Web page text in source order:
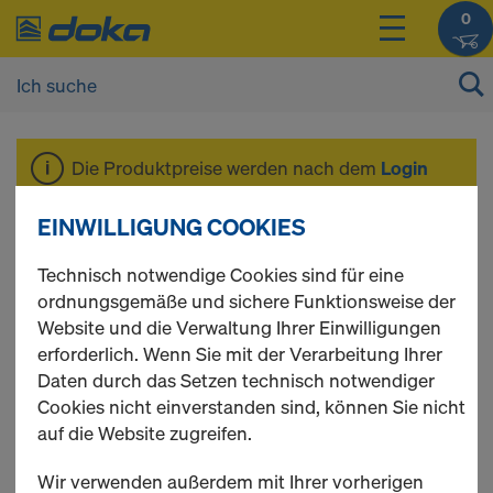
0
Die Produktpreise werden nach dem Login
angezeigt.
Geländerriegel IG
3 Produkte gefunden
Meist gesucht
EINWILLIGUNG COOKIES
Technisch notwendige Cookies sind für eine
ordnungsgemäße und sichere Funktionsweise der
Website und die Verwaltung Ihrer Einwilligungen
erforderlich. Wenn Sie mit der Verarbeitung Ihrer
Daten durch das Setzen technisch notwendiger
Cookies nicht einverstanden sind, können Sie nicht
auf die Website zugreifen.
Wir verwenden außerdem mit Ihrer vorherigen